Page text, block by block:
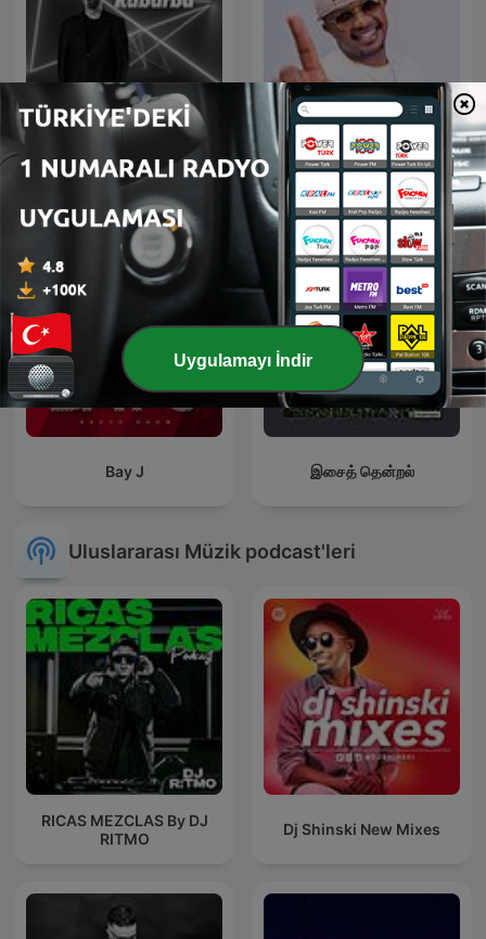
Virgin Radio - Mesut Süre
ile Rabarba
DJ KYM NICKDEE MIXES
Bay J இசைத் தென்றல்
Uluslararası Müzik podcast'leri
RICAS MEZCLAS By DJ
RITMO
Dj Shinski New Mixes
Uygulamayı İndir